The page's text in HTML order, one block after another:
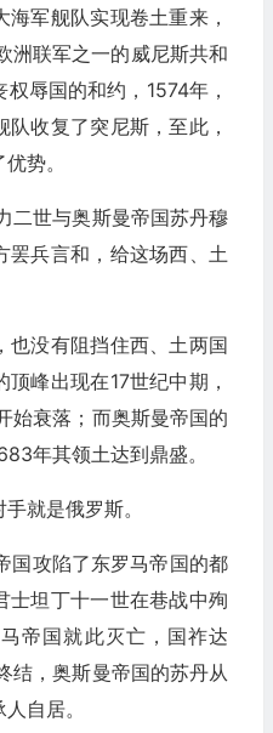
军舰队实现卷土重来，
洲联军之一的威尼斯共和
辱国的和约，1574年，
收复了突尼斯，至此，
势。
二世与奥斯曼帝国苏丹穆
罢兵言和，给这场西、土
也没有阻挡住西、土两国
峰出现在17世纪中期，
始衰落；而奥斯曼帝国的
年其领土达到鼎盛。
就是俄罗斯。
国攻陷了东罗马帝国的都
士坦丁十一世在巷战中殉
帝国就此灭亡，国祚达
结，奥斯曼帝国的苏丹从
自居。